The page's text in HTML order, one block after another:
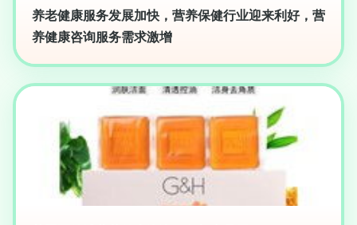
养老健康服务发展加快，营养保健行业迎来利好，营
养健康咨询服务需求激增